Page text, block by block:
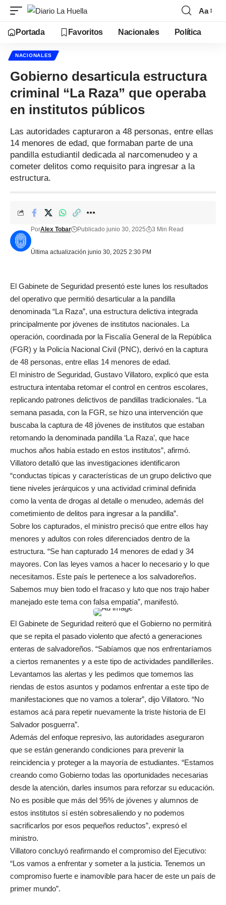
Aa
Portada Favoritos Nacionales Política
NACIONALES
Gobierno desarticula estructura
criminal “La Raza” que operaba
en institutos públicos
Las autoridades capturaron a 48 personas, entre ellas
14 menores de edad, que formaban parte de una
pandilla estudiantil dedicada al narcomenudeo y a
cometer delitos como requisito para ingresar a la
estructura.
Última actualización junio 30, 2025 2:30 PM
PorAlex Tobar Publicado junio 30, 2025 3 Min Read
El Gabinete de Seguridad presentó este lunes los resultados
del operativo que permitió desarticular a la pandilla
denominada “La Raza”, una estructura delictiva integrada
principalmente por jóvenes de institutos nacionales. La
operación, coordinada por la Fiscalía General de la República
(FGR) y la Policía Nacional Civil (PNC), derivó en la captura
de 48 personas, entre ellas 14 menores de edad.
El ministro de Seguridad, Gustavo Villatoro, explicó que esta
estructura intentaba retomar el control en centros escolares,
replicando patrones delictivos de pandillas tradicionales. “La
semana pasada, con la FGR, se hizo una intervención que
buscaba la captura de 48 jóvenes de institutos que estaban
retomando la denominada pandilla ‘La Raza’, que hace
muchos años había estado en estos institutos”, afirmó.
Villatoro detalló que las investigaciones identificaron
“conductas típicas y características de un grupo delictivo que
tiene niveles jerárquicos y una actividad criminal definida
como la venta de drogas al detalle o menudeo, además del
cometimiento de delitos para ingresar a la pandilla”.
Sobre los capturados, el ministro precisó que entre ellos hay
menores y adultos con roles diferenciados dentro de la
estructura. “Se han capturado 14 menores de edad y 34
mayores. Con las leyes vamos a hacer lo necesario y lo que
necesitamos. Este país le pertenece a los salvadoreños.
Sabemos muy bien todo el fracaso y luto que nos trajo haber
manejado este tema con falsa empatía”, manifestó.
El Gabinete de Seguridad reiteró que el Gobierno no permitirá
que se repita el pasado violento que afectó a generaciones
enteras de salvadoreños. “Sabíamos que nos enfrentaríamos
a ciertos remanentes y a este tipo de actividades pandilleriles.
Levantamos las alertas y les pedimos que tomemos las
riendas de estos asuntos y podamos enfrentar a este tipo de
manifestaciones que no vamos a tolerar”, dijo Villatoro. “No
estamos acá para repetir nuevamente la triste historia de El
Salvador posguerra”.
Además del enfoque represivo, las autoridades aseguraron
que se están generando condiciones para prevenir la
reincidencia y proteger a la mayoría de estudiantes. “Estamos
creando como Gobierno todas las oportunidades necesarias
desde la atención, darles insumos para reforzar su educación.
No es posible que más del 95% de jóvenes y alumnos de
estos institutos sí estén sobresaliendo y no podemos
sacrificarlos por esos pequeños reductos”, expresó el
ministro.
Villatoro concluyó reafirmando el compromiso del Ejecutivo:
“Los vamos a enfrentar y someter a la justicia. Tenemos un
compromiso fuerte e inamovible para hacer de este un país de
primer mundo”.